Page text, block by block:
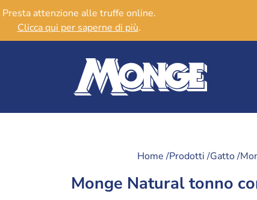
Presta attenzione alle truffe online.
Clicca qui per saperne di più.
Home /Prodotti /Gatto /
Monge Natural tonno